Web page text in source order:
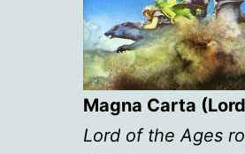
Magna Carta
Lord of the Ages